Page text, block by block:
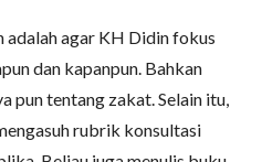
adalah agar KH Didin fokus
dan kapanpun. Bahkan
pun tentang zakat. Selain itu,
rubrik konsultasi